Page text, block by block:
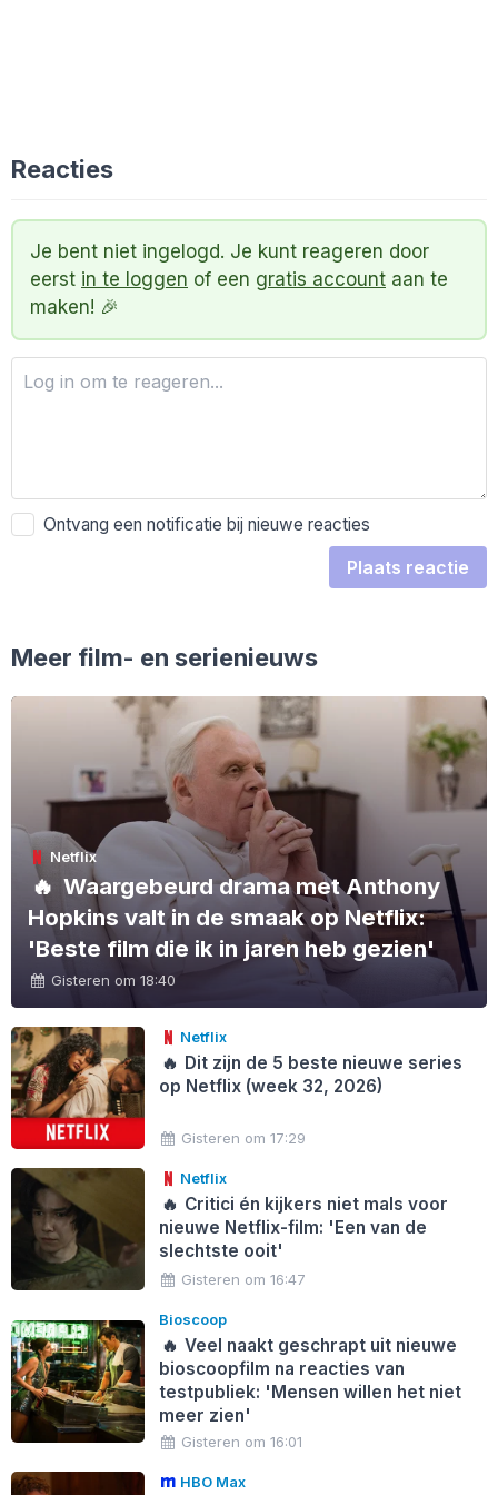
Reacties
Je bent niet ingelogd. Je kunt reageren door
eerst in te loggen of een gratis account aan te
maken! 🎉
Ontvang een notificatie bij nieuwe reacties
Plaats reactie
Meer film- en serienieuws
Netflix
🔥 Waargebeurd drama met Anthony
Hopkins valt in de smaak op Netflix:
'Beste film die ik in jaren heb gezien'
Gisteren om 18:40
Netflix
🔥 Dit zijn de 5 beste nieuwe series
op Netflix (week 32, 2026)
Gisteren om 17:29
Netflix
🔥 Critici én kijkers niet mals voor
nieuwe Netflix-film: 'Een van de
slechtste ooit'
Gisteren om 16:47
Bioscoop
🔥 Veel naakt geschrapt uit nieuwe
bioscoopfilm na reacties van
testpubliek: 'Mensen willen het niet
meer zien'
Gisteren om 16:01
HBO Max